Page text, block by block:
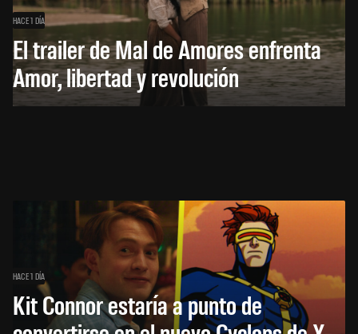
HACE 1 DÍA
El trailer de Mal de Amores enfrenta
Amor, libertad y revolución
HACE 1 DÍA
Kit Connor estaría a punto de